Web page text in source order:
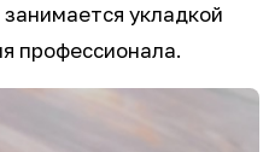
укладкой
профессионала.